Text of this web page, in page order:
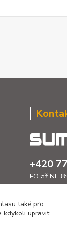
+420
PO až NE
také pro
kdykoli upravit